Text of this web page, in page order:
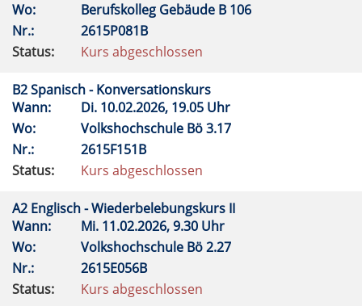
Wo:
Berufskolleg Gebäude B 106
Nr.:
2615P081B
Status:
Kurs abgeschlossen
B2 Spanisch - Konversationskurs
Wann:
Di. 10.02.2026, 19.05 Uhr
Wo:
Volkshochschule Bö 3.17
Nr.:
2615F151B
Status:
Kurs abgeschlossen
A2 Englisch - Wiederbelebungskurs II
Wann:
Mi. 11.02.2026, 9.30 Uhr
Wo:
Volkshochschule Bö 2.27
Nr.:
2615E056B
Status:
Kurs abgeschlossen